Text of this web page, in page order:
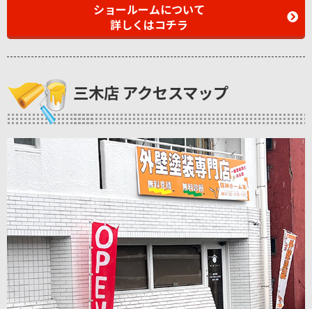
ショールームについて
詳しくはコチラ
三木店 アクセスマップ